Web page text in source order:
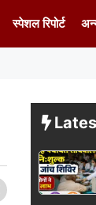
स्पेशल रिपोर्ट